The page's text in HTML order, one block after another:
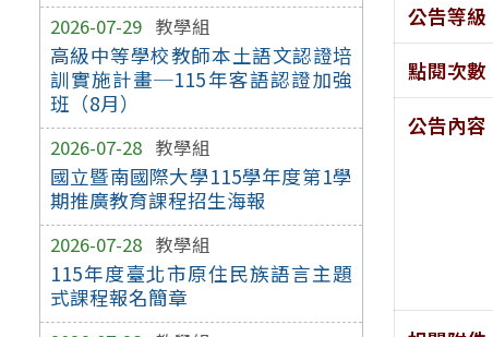
2026-07-29 教學組
高級中等學校教師本土語文認證培
訓實施計畫─115年客語認證加強
班（8月）
2026-07-28 教學組
國立暨南國際大學115學年度第1學
期推廣教育課程招生海報
2026-07-28 教學組
115年度臺北市原住民族語言主題
式課程報名簡章
公告等級
點閱次數
公告內容